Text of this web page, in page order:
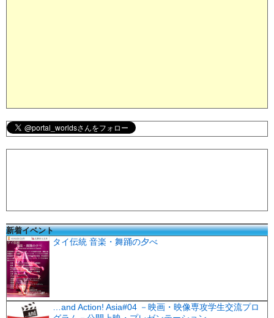
新着イベント
タイ伝統 音楽・舞踊の夕べ
…and Action! Asia#04 －映画・映像専攻学生交流プロ